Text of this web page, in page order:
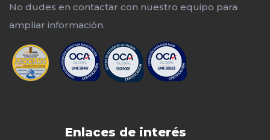
No dudes en contactar con nuestro equipo para
ampliar información.
Enlaces de interés